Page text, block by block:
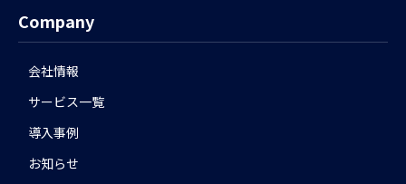
Company
会社情報
サービス一覧
導入事例
お知らせ